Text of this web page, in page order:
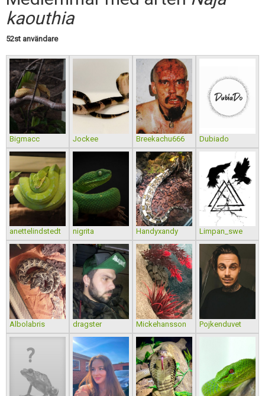
kaouthia
52st användare
Bigmacc Jockee Breekachu666 Dubiado
anettelindstedt nigrita Handyxandy Limpan_swe
Albolabris dragster Mickehansson Pojkenduvet